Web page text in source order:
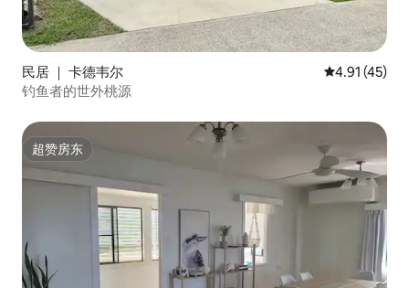
民居 ｜ 卡德韦尔 平均评分
4.91 (45)
钓鱼者的世外桃源
超赞房东
超赞房东